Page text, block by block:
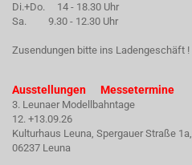
Di.+Do. 14 - 18.30 Uhr
Sa. 9.30 - 12.30 Uhr
Zusendungen bitte ins Ladengeschäft !
Ausstellungen Messetermine
3. Leunaer Modellbahntage
12. +13.09.26
Kulturhaus Leuna, Spergauer Straße 1a,
06237 Leuna